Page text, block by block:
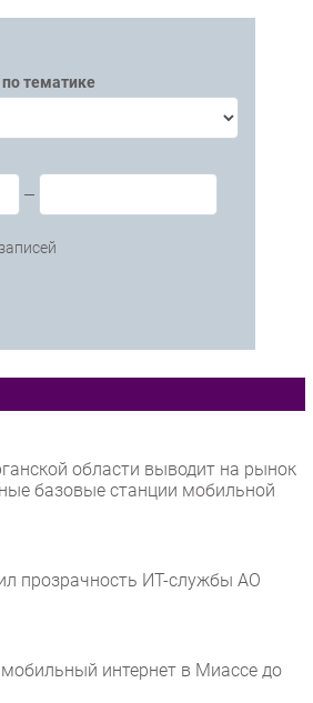
тематике
—
записей
области выводит на рынок
базовые станции мобильной
прозрачность ИТ-службы АО
интернет в Миассе до